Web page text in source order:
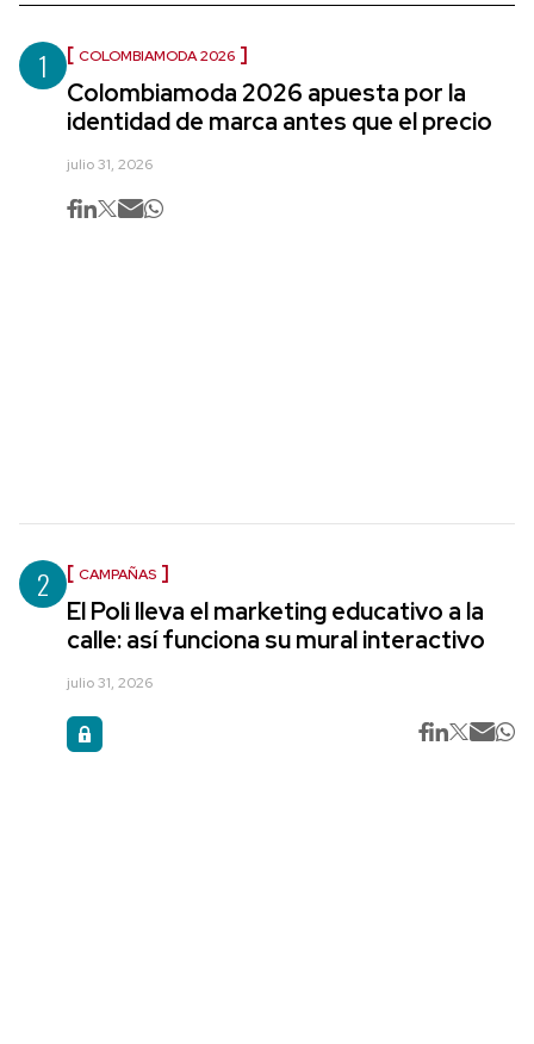
1 COLOMBIAMODA 2026
Colombiamoda 2026 apuesta por la
identidad de marca antes que el precio
julio 31, 2026
2 CAMPAÑAS
El Poli lleva el marketing educativo a la
calle: así funciona su mural interactivo
julio 31, 2026